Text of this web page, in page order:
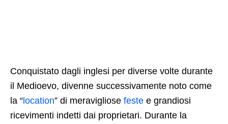
Conquistato dagli inglesi per diverse volte durante
il Medioevo, divenne successivamente noto come
la “location” di meravigliose feste e grandiosi
ricevimenti indetti dai proprietari. Durante la